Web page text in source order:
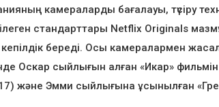
камераларды бағалауы, түсіру
стандарттары Netflix Originals
береді. Осы камералармен
Оскар сыйлығын алған «Икар»
және Эмми сыйлығына ұсынылған